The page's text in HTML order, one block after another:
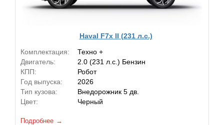
Haval F7x II (231 л.с.)
Комплектация:
Техно +
Двигатель:
2.0 (231 л.с.) Бензин
КПП:
Робот
Год выпуска:
2026
Тип кузова:
Внедорожник 5 дв.
Цвет:
Черный
Подробнее